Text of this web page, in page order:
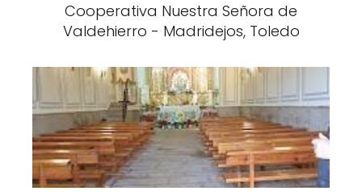
Cooperativa Nuestra Señora de
Valdehierro - Madridejos, Toledo